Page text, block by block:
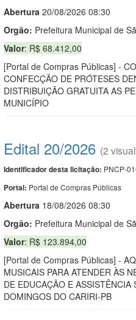
Abertura 20/08/2026 08:30
Orgão: Prefeitura Municipal de
Valor: R$ 68.412,00
[Portal de Compras Públicas] -
CONFECÇÃO DE PRÓTESES
DISTRIBUIÇÃO GRATUITA AS
MUNICÍPIO
Edital 20/2026 (2
Identificador desta licitação: PNCP-
Portal: Portal de Compras Públicas
Abertura 18/08/2026 08:30
Orgão: Prefeitura Municipal de
Valor: R$ 123.894,00
[Portal de Compras Públicas] -
MUSICAIS PARA ATENDER ÀS
DE EDUCAÇÃO E
DOMINGOS DO CARIRI-PB